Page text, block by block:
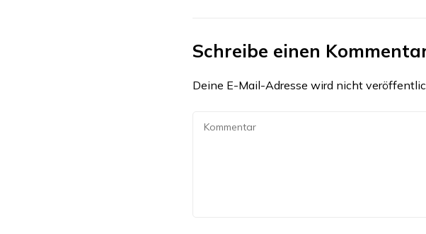
Schreibe einen
Deine E-Mail-Adresse wird nicht